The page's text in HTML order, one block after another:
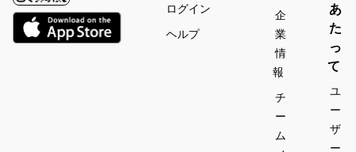
ログイン
ヘルプ
企
業
情
報
チ
ー
ム
あ
た
っ
て
ユ
ー
ザ
ー